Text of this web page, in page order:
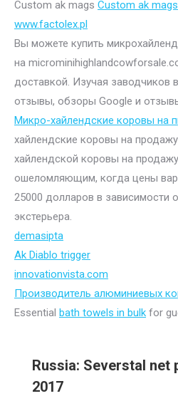
Custom ak mags Custom ak mags
www.factolex.pl
Вы можете купить
на
доставкой. Изучая заводчиков
отзывы, обзоры Google и
Микро-хайлендские коровы на
хайлендские коровы на
хайлендской коровы на
ошеломляющим, когда цены
25000 долларов в зависимости
экстерьера.
demasipta
Ak Diablo trigger
innovationvista.com
Производитель алюминиевых
Essential bath towels in bulk for
Russia: Severstal net
2017